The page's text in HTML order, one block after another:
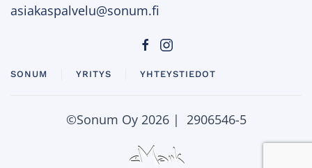
asiakaspalvelu@sonum.fi
SONUM YRITYS YHTEYSTIEDOT
©Sonum Oy 2026 | 2906546-5